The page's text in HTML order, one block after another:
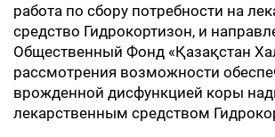
работа по сбору потребности на
средство Гидрокортизон, и
Общественный Фонд «Қазақстан
рассмотрения возможности
врожденной дисфункцией коры
лекарственным средством